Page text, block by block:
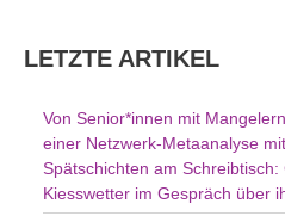
e
LETZTE ARTIKEL
Von Senior*innen mit
einer Netzwerk-Metaanalyse
Spätschichten am
Kiesswetter im Gespräch über